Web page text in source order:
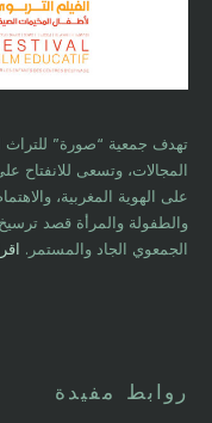
تهدف جمعية “صورة” للتراث
المجالات، وتسعى للانفتاح
على الهوية المغربية،
والطفولة والمرأة قصد
الجمعوي الجاد والمستمر.
روابط مفيدة